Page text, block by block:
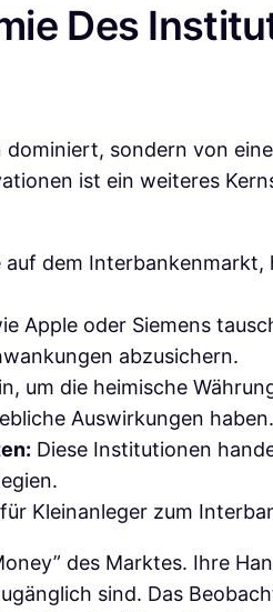
Des
sondern von
ist ein weiteres
dem
Apple oder Siemens
abzusichern.
um die heimische
Auswirkungen haben.
Diese Institutionen
Kleinanleger zum
des Marktes. Ihre
sind. Das